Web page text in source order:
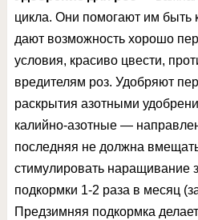
цикла. Они помогают им быть
дают возможность хорошо
условия, красиво цвести,
вредителям роз. Удобряют
раскрытия азотными
калийно-азотные —
последняя не должна
стимулировать наращивание
подкормки 1-2 раза в месяц
Предзимняя подкормка